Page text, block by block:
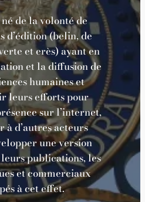
de la volonté de
d’édition (belin, de
et erès) ayant en
et la diffusion de
humaines et
leurs efforts pour
sur l’internet,
à d’autres acteurs
une version
publications, les
et commerciaux
à cet effet.